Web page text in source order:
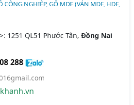
CÔNG NGHIỆP, GỖ MDF (VÁN MDF, HDF,
1251 QL51 Phước Tân,Đồng Nai
288